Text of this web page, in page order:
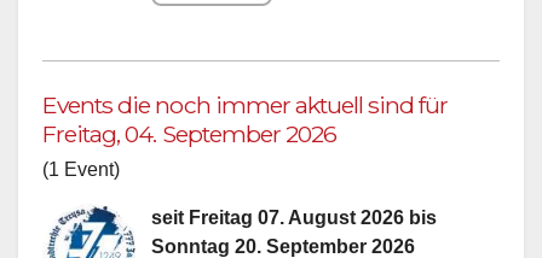
Events die noch immer aktuell sind für
Freitag, 04. September 2026
(1 Event)
seit Freitag 07. August 2026 bis
Sonntag 20. September 2026